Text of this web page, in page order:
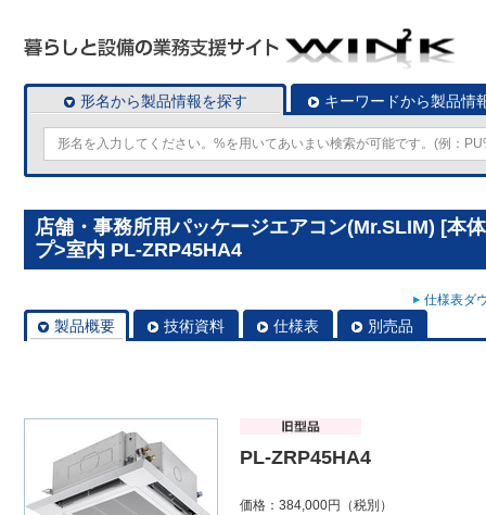
形名から製品情報を探す キーワードから製品情
店舗・事務所用パッケージエアコン(Mr.SLIM) [本
プ>室内 PL-ZRP45HA4
仕様表ダ
製品概要 技術資料 仕様表 別売品
PL-ZRP45HA4
価格：384,000円（税別）